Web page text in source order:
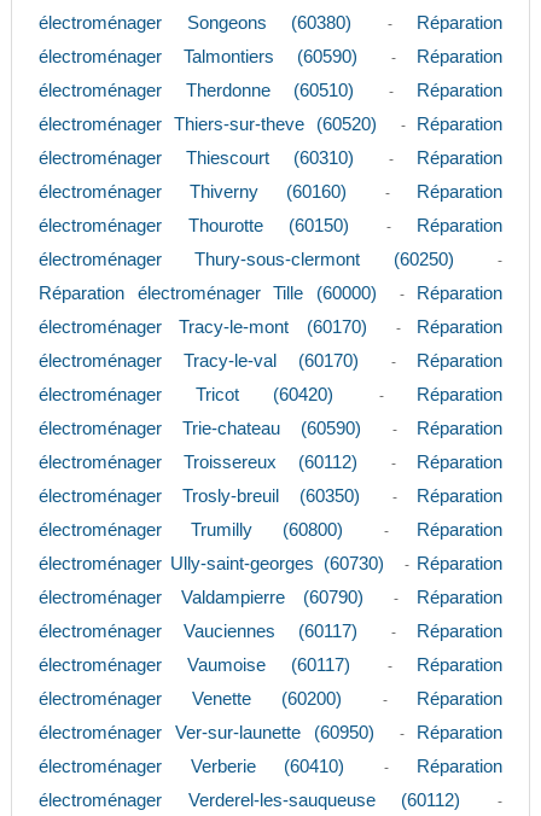
électroménager Songeons (60380)
-
Réparation
électroménager Talmontiers (60590)
-
Réparation
électroménager Therdonne (60510)
-
Réparation
électroménager Thiers-sur-theve (60520)
-
Réparation
électroménager Thiescourt (60310)
-
Réparation
électroménager Thiverny (60160)
-
Réparation
électroménager Thourotte (60150)
-
Réparation
électroménager Thury-sous-clermont (60250)
-
Réparation électroménager Tille (60000) -
Réparation
électroménager Tracy-le-mont (60170)
-
Réparation
électroménager Tracy-le-val (60170)
-
Réparation
électroménager Tricot (60420)
-
Réparation
électroménager Trie-chateau (60590)
-
Réparation
électroménager Troissereux (60112)
-
Réparation
électroménager Trosly-breuil (60350)
-
Réparation
électroménager Trumilly (60800)
-
Réparation
électroménager Ully-saint-georges (60730)
- Réparation
électroménager Valdampierre (60790)
-
Réparation
électroménager Vauciennes (60117)
-
Réparation
électroménager Vaumoise (60117)
-
Réparation
électroménager Venette (60200)
-
Réparation
électroménager Ver-sur-launette (60950)
-
Réparation
électroménager Verberie (60410)
-
Réparation
électroménager Verderel-les-sauqueuse (60112)
-